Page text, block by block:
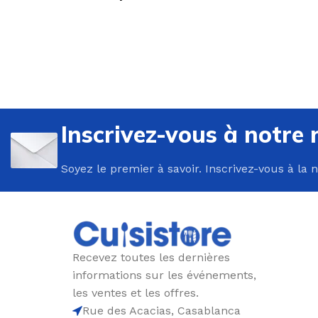
Inscrivez-vous à notre
Soyez le premier à savoir. Inscrivez-vous à la
Recevez toutes les dernières
informations sur les événements,
les ventes et les offres.
Rue des Acacias, Casablanca